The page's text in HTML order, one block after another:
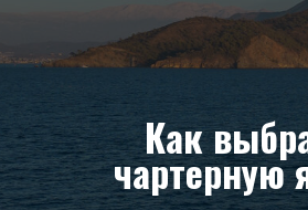
Как
чартерную